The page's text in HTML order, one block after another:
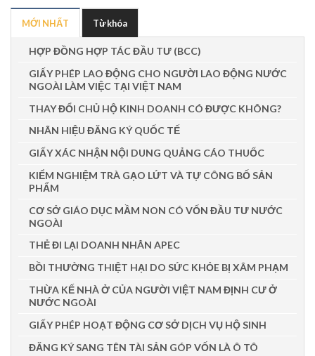
MỚI NHẤT Từ khóa
HỢP ĐỒNG HỢP TÁC ĐẦU TƯ (BCC)
GIẤY PHÉP LAO ĐỘNG CHO NGƯỜI LAO ĐỘNG NƯỚC
NGOÀI LÀM VIỆC TẠI VIỆT NAM
THAY ĐỔI CHỦ HỘ KINH DOANH CÓ ĐƯỢC KHÔNG?
NHÃN HIỆU ĐĂNG KÝ QUỐC TẾ
GIẤY XÁC NHẬN NỘI DUNG QUẢNG CÁO THUỐC
KIỂM NGHIỆM TRÀ GẠO LỨT VÀ TỰ CÔNG BỐ SẢN
PHẨM
CƠ SỞ GIÁO DỤC MẦM NON CÓ VỐN ĐẦU TƯ NƯỚC
NGOÀI
THẺ ĐI LẠI DOANH NHÂN APEC
BỒI THƯỜNG THIỆT HẠI DO SỨC KHỎE BỊ XÂM PHẠM
THỪA KẾ NHÀ Ở CỦA NGƯỜI VIỆT NAM ĐỊNH CƯ Ở
NƯỚC NGOÀI
GIẤY PHÉP HOẠT ĐỘNG CƠ SỞ DỊCH VỤ HỘ SINH
ĐĂNG KÝ SANG TÊN TÀI SẢN GÓP VỐN LÀ Ô TÔ